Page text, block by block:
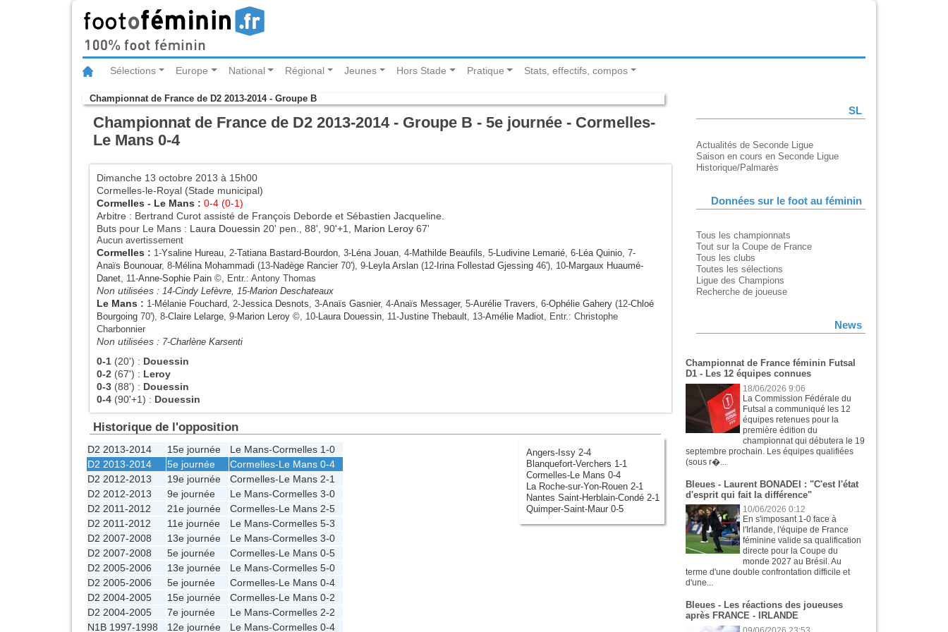
Sélections Europe National Régional Jeunes Hors Stade Pratique Stats, effectifs, compos
Championnat de France de D2 2013-2014 - Groupe B
Championnat de France de D2 2013-2014 - Groupe B - 5e journée - Cormelles-
Le Mans 0-4
Dimanche 13 octobre 2013 à 15h00
Cormelles-le-Royal (Stade municipal)
Cormelles - Le Mans : 0-4 (0-1)
Arbitre : Bertrand Curot assisté de François Deborde et Sébastien Jacqueline.
Buts pour Le Mans : Laura Douessin 20' pen., 88', 90'+1, Marion Leroy 67'
Aucun avertissement
Cormelles : 1-Ysaline Hureau , 2-Tatiana Bastard-Bourdon , 3- Léna Jouan , 4-Mathilde Beaufils , 5- Ludivine Lemarié , 6- Léa Quinio , 7-
Anaïs Bounouar, 8-Mélina Mohammadi (13-Nadège Rancier 70'), 9- Leyla Arslan (12- Irina Follestad Gjessing 46'), 10-Margaux Huaumé-
Danet , 11-Anne-Sophie Pain ©, Entr.: Antony Thomas
Non utilisées : 14-Cindy Lefèvre , 15-Marion Deschateaux
Le Mans : 1-Mélanie Fouchard , 2-Jessica Desnots , 3-Anaïs Gasnier, 4-Anaïs Messager, 5-Aurélie Travers , 6-Ophélie Gahery (12-Chloé
Bourgoing 70'), 8-Claire Lelarge , 9-Marion Leroy ©, 10- Laura Douessin , 11-Justine Thebault , 13-Amélie Madiot , Entr.: Christophe
Charbonnier
Non utilisées : 7-Charlène Karsenti
0-1 (20') : Douessin
0-2 (67') : Leroy
0-3 (88') : Douessin
0-4 (90'+1) : Douessin
Historique de l'opposition
D2 2013-2014 15e journée Le Mans-Cormelles 1-0
D2 2013-2014
5e journée Cormelles-Le Mans 0-4
D2 2012-2013
19e journée Cormelles-Le Mans 2-1
D2 2012-2013
9e journée Le Mans-Cormelles 3-0
D2 2011-2012
21e journée Cormelles-Le Mans 2-5
D2 2011-2012
11e journée Le Mans-Cormelles 5-3
D2 2007-2008
13e journée Le Mans-Cormelles 3-0
D2 2007-2008
5e journée Cormelles-Le Mans 0-5
D2 2005-2006
13e journée Le Mans-Cormelles 5-0
D2 2005-2006
5e journée Cormelles-Le Mans 0-4
D2 2004-2005
15e journée Cormelles-Le Mans 0-2
D2 2004-2005
7e journée Le Mans-Cormelles 2-2
N1B 1997-1998
12e journée Le Mans-Cormelles 0-4
Angers-Issy 2-4
Blanquefort-Verchers 1-1
Cormelles-Le Mans 0-4
La Roche-sur-Yon-Rouen 2-1
Nantes Saint-Herblain-Condé 2-1
Quimper-Saint-Maur 0-5
SL
Actualités de Seconde Ligue
Saison en cours en Seconde Ligue
Historique/Palmarès
Données sur le foot au féminin
Tous les championnats
Tout sur la Coupe de France
Tous les clubs
Toutes les sélections
Ligue des Champions
Recherche de joueuse
News
Championnat de France féminin Futsal
D1 - Les 12 équipes connues
18/06/2026 9:06
La Commission Fédérale du
Futsal a communiqué les 12
équipes retenues pour la
première édition du
championnat qui débutera le 19
septembre prochain. Les équipes qualifiées
(sous r�...
Bleues - Laurent BONADEI : "C'est l'état
d'esprit qui fait la différence"
10/06/2026 0:12
En s'imposant 1-0 face à
l'Irlande, l'équipe de France
féminine valide sa qualification
directe pour la Coupe du
monde 2027 au Brésil. Au
terme d'une double confrontation difficile et
d'une...
Bleues - Les réactions des joueuses
après FRANCE - IRLANDE